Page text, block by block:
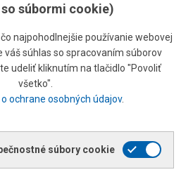
CSc.súbormi cookie)
najpohodlnejšie používanie webovej
váš súhlas so spracovaním súborov
udeliť kliknutím na tlačidlo "Povoliť
všetko".
ochrane osobných údajov.
súbory cookie